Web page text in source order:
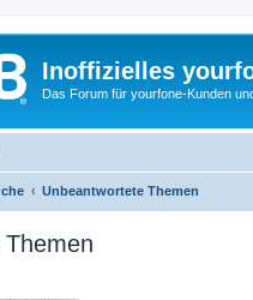
Inoffizielles
Das Forum für yourfone-Kunden
Unbeantwortete Themen